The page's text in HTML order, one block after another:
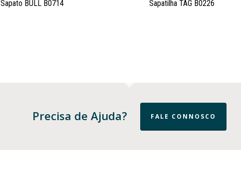
Sapato BULL B0714
Sapatilha TAG B0226
Precisa de Ajuda? FALE CONNOSCO